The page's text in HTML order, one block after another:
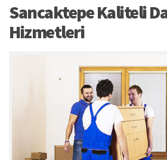
Sancaktepe Kaliteli
Hizmetleri